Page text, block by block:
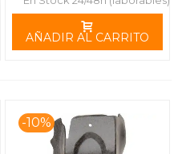
AÑADIR AL CARRITO
-10%